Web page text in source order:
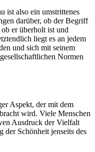
ist also ein umstrittenes
darüber, ob der Begriff
er überholt ist und
liegt es an jedem
und sich mit seinem
Normen
Aspekt, der mit dem
wird. Viele Menschen
Ausdruck der Vielfalt
Schönheit jenseits des